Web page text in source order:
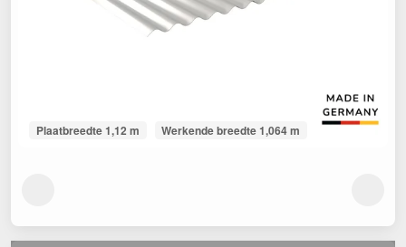
Plaatbreedte 1,12 m Werkende breedte 1,064 m